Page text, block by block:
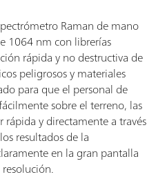
Raman de mano
1064 nm con librerías
rápida y no destructiva de
peligrosos y materiales
para que el personal de
sobre el terreno, las
rápida y directamente a través
resultados de la
en la gran pantalla